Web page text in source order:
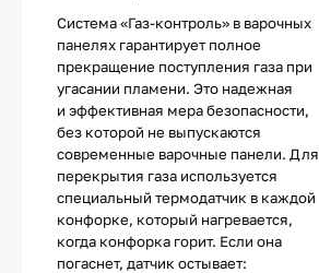
Система «Газ-контроль» в варочных
панелях гарантирует полное
прекращение поступления газа при
угасании пламени. Это надежная
и эффективная мера безопасности,
без которой не выпускаются
современные варочные панели. Для
перекрытия газа используется
специальный термодатчик в каждой
конфорке, который нагревается,
когда конфорка горит. Если она
погаснет, датчик остывает: